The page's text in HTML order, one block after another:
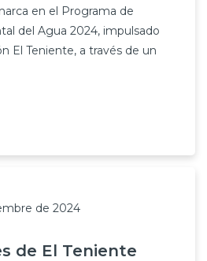
en el Programa de
del Agua 2024, impulsado
El Teniente, a través de un
de 2024
de El Teniente